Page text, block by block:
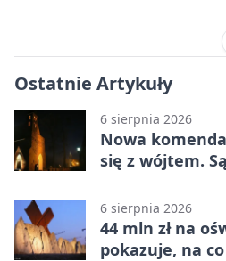
Ostatnie Artykuły
6 sierpnia 2026
Nowa
się z wójtem.
6 sierpnia 2026
44 mln zł na
pokazuje, na